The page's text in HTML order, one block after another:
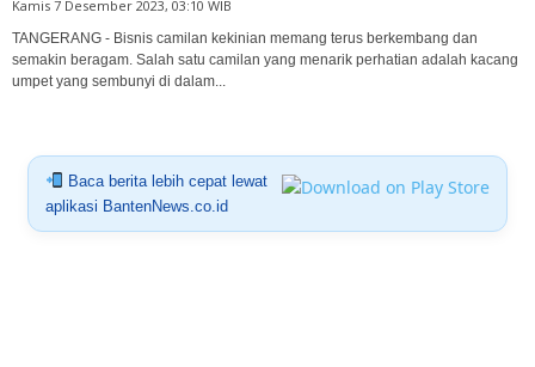
Kamis 7 Desember 2023, 03:10 WIB
TANGERANG - Bisnis camilan kekinian memang terus berkembang dan
semakin beragam. Salah satu camilan yang menarik perhatian adalah kacang
umpet yang sembunyi di dalam...
Baca berita lebih cepat lewat
aplikasi BantenNews.co.id